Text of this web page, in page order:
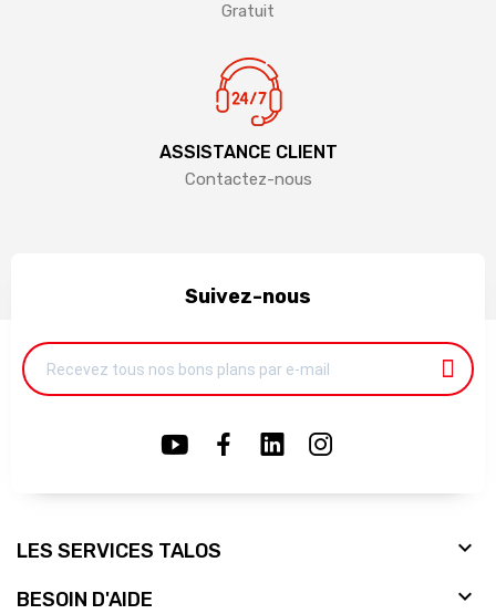
Gratuit
ASSISTANCE CLIENT
Contactez-nous
Suivez-nous
LES SERVICES TALOS 
BESOIN D'AIDE 